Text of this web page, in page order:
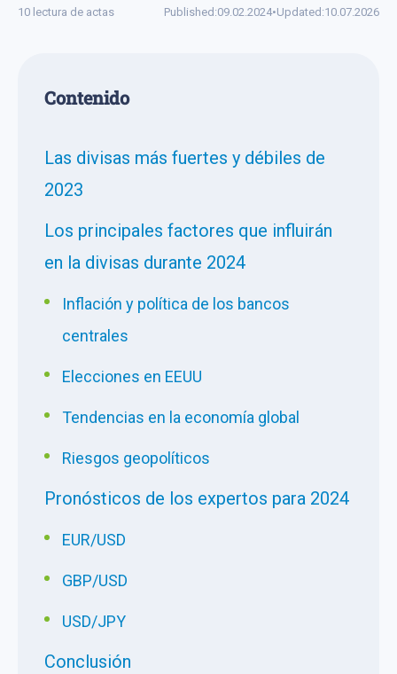
10 lectura de actas Published:09.02.2024•Updated:10.07.2026
Сontenido
Las divisas más fuertes y débiles de
2023
Los principales factores que influirán
en la divisas durante 2024
Inflación y política de los bancos
centrales
Elecciones en EEUU
Tendencias en la economía global
Riesgos geopolíticos
Pronósticos de los expertos para 2024
EUR/USD
GBP/USD
USD/JPY
Conclusión